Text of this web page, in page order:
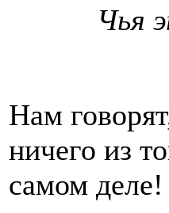
Чья
Нам
ничего из
самом